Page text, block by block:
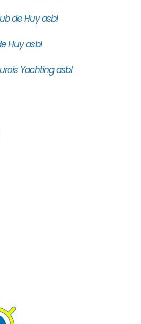
de Huy asbl
Huy asbl
Yachting asbl